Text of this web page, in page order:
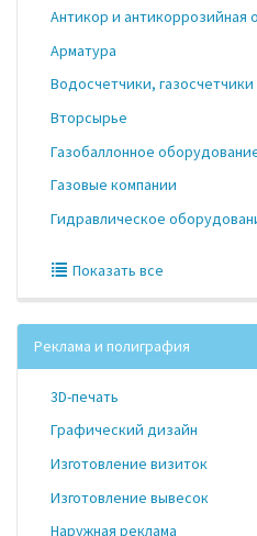
Антикор и антикоррозийная
Арматура
Водосчетчики,
Вторсырье
Газобаллонное
Газовые компании
Гидравлическое
Показать все
Реклама и полиграфия
3D-печать
Графический дизайн
Изготовление визиток
Изготовление вывесок
Наружная реклама